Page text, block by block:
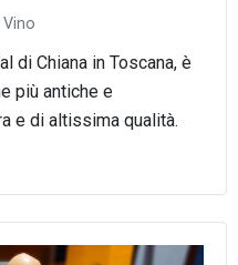
Vino
di Chiana in Toscana, è
più antiche e
e di altissima qualità.